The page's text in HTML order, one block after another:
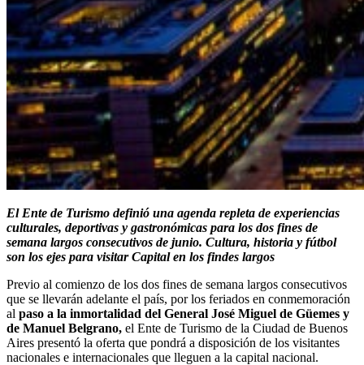
El Ente de Turismo definió una agenda repleta de experiencias
culturales, deportivas y gastronómicas para los dos fines de
semana largos consecutivos de junio. Cultura, historia y fútbol
son los ejes para visitar Capital en los findes largos
Previo al comienzo de los dos fines de semana largos consecutivos
que se llevarán adelante el país, por los feriados en conmemoración
al paso a la inmortalidad del General José Miguel de Güemes y
de Manuel Belgrano, el Ente de Turismo de la Ciudad de Buenos
Aires presentó la oferta que pondrá a disposición de los visitantes
nacionales e internacionales que lleguen a la capital nacional.